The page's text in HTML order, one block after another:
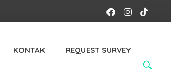
KONTAK REQUEST SURVEY